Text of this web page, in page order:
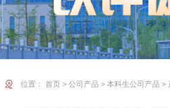
位置：首页 >公司产品 >本科生公司产品 >